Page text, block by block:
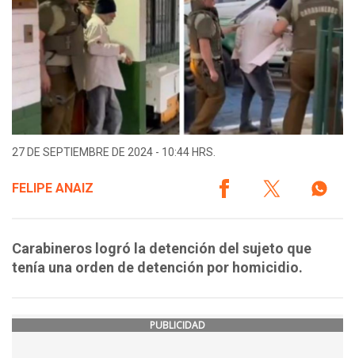
27 DE SEPTIEMBRE DE 2024 - 10:44 HRS.
FELIPE ANAIZ
Carabineros logró la detención del sujeto que
tenía una orden de detención por homicidio.
PUBLICIDAD